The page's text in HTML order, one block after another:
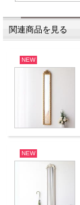
関連商品を見る
NEW
NEW